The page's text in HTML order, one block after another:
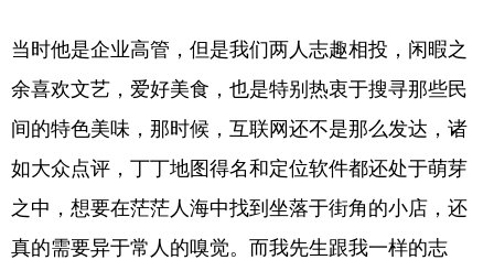
当时他是企业高管，但是我们两人志趣相投，闲暇之
余喜欢文艺，爱好美食，也是特别热衷于搜寻那些民
间的特色美味，那时候，互联网还不是那么发达，诸
如大众点评，丁丁地图得名和定位软件都还处于萌芽
之中，想要在茫茫人海中找到坐落于街角的小店，还
真的需要异于常人的嗅觉。而我先生跟我一样的志